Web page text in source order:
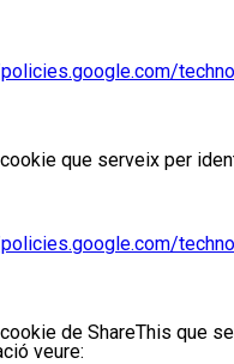
cookie que serveix per
cookie de ShareThis que
veure: